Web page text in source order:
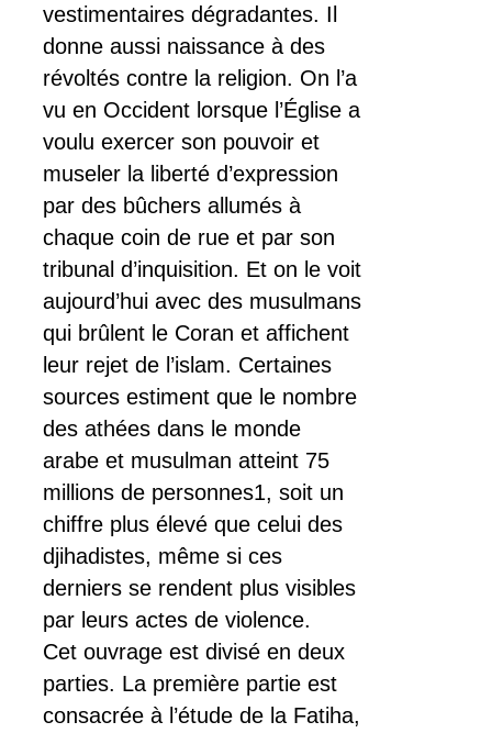
vestimentaires dégradantes. Il
donne aussi naissance à des
révoltés contre la religion. On l’a
vu en Occident lorsque l’Église a
voulu exercer son pouvoir et
museler la liberté d’expression
par des bûchers allumés à
chaque coin de rue et par son
tribunal d’inquisition. Et on le voit
aujourd’hui avec des musulmans
qui brûlent le Coran et affichent
leur rejet de l’islam. Certaines
sources estiment que le nombre
des athées dans le monde
arabe et musulman atteint 75
millions de personnes1, soit un
chiffre plus élevé que celui des
djihadistes, même si ces
derniers se rendent plus visibles
par leurs actes de violence.
Cet ouvrage est divisé en deux
parties. La première partie est
consacrée à l’étude de la Fatiha,